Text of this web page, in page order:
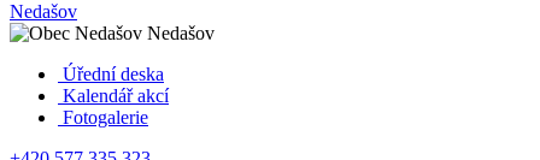
Nedašov
Nedašov
Úřední deska
Kalendář akcí
Fotogalerie